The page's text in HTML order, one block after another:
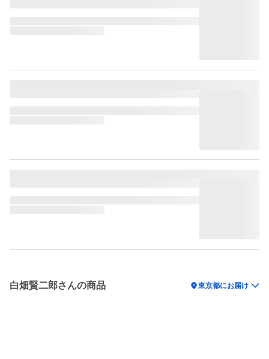
白畑賢二郎さんの商品 location_on東京都にお届け